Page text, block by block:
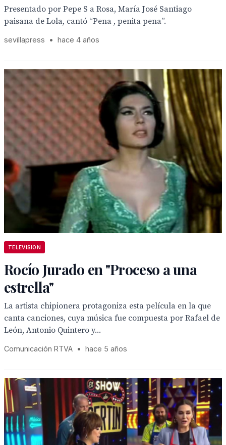
Presentado por Pepe S a Rosa, María José Santiago
paisana de Lola, cantó “Pena , penita pena”.
sevillapress • hace 4 años
TELEVISION
Rocío Jurado en "Proceso a una
estrella"
La artista chipionera protagoniza esta película en la que
canta canciones, cuya música fue compuesta por Rafael de
León, Antonio Quintero y...
Comunicación RTVA • hace 5 años